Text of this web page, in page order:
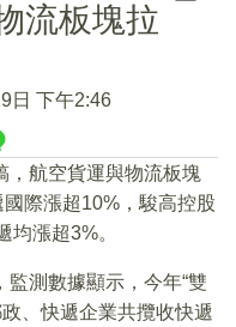
流板塊拉
日 下午2:46
，航空貨運與物流板塊
際漲超10%，駿高控股
均漲超3%。
測數據顯示，今年“雙
、快遞企業共攬收快遞